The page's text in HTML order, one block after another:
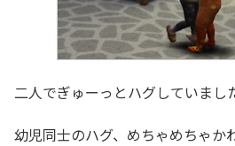
二人でぎゅーっとハグしていまし
幼児同士のハグ、めちゃめちゃか